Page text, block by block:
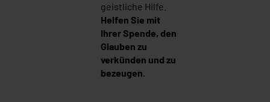
geistliche Hilfe.
Helfen Sie mit
Ihrer Spende, den
Glauben zu
verkünden und zu
bezeugen.